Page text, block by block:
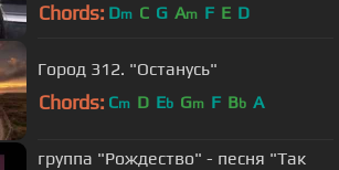
Chords: Dm C G Am F E D
Город 312. "Останусь"
Chords: Cm D Eb Gm F Bb A
группа "Рождество" - песня "Так